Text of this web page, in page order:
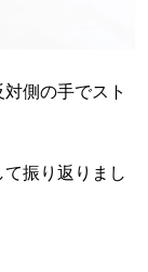
側の手でスト
て振り返りまし